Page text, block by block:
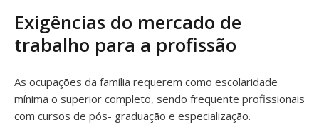
Exigências do mercado de
trabalho para a profissão
As ocupações da família requerem como escolaridade
mínima o superior completo, sendo frequente profissionais
com cursos de pós- graduação e especialização.